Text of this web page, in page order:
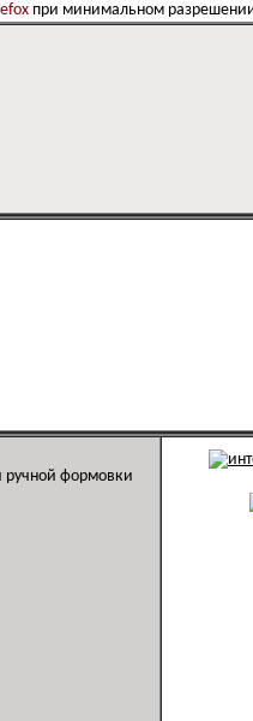
при минимальном
ручной формовки